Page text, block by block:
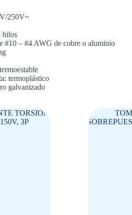
250V~
hilos
#10 – #4 AWG de cobre o aluminio
termoplástico
galvanizado